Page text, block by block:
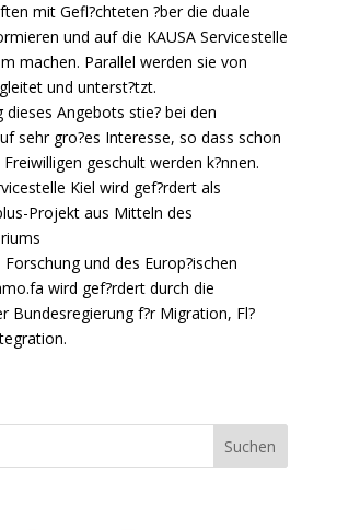
mit Gefl?chteten ?ber die duale
und auf die KAUSA Servicestelle
machen. Parallel werden sie von
und unterst?tzt.
dieses Angebots stie? bei den
sehr gro?es Interesse, so dass schon
geschult werden k?nnen.
Kiel wird gef?rdert als
Projekt aus Mitteln des
und des Europ?ischen
wird gef?rdert durch die
Bundesregierung f?r Migration, Fl?
Suchen